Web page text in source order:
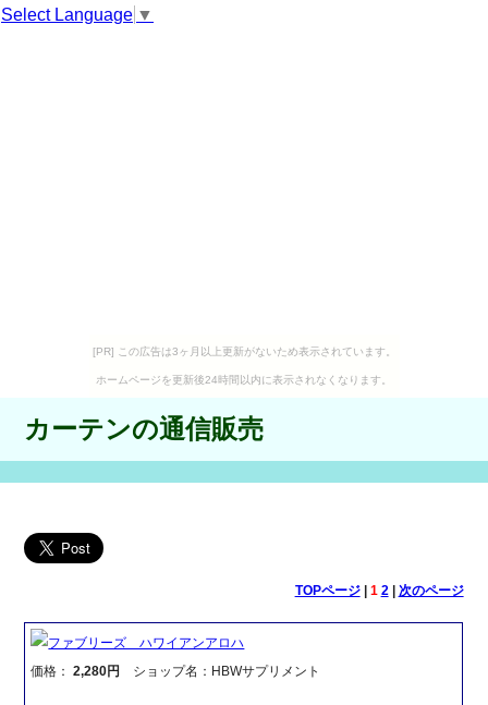
Select Language ▼
[PR] この広告は3ヶ月以上更新がないため表示されています。
ホームページを更新後24時間以内に表示されなくなります。
カーテンの通信販売
TOPページ| 1 2| 次のページ
ファブリーズ ハワイアンアロハ
価格：2,280円 ショップ名：HBWサプリメント